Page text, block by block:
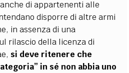
di appartenenti alle
disporre di altre armi
in assenza di una
rilascio della licenza di
si deve ritenere che
in sé non abbia uno